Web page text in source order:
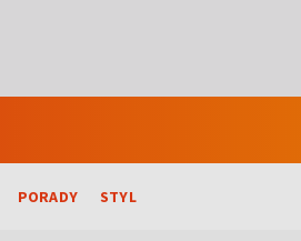
PORADY STYL